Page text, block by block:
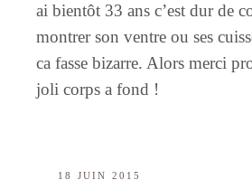
ai bientôt 33 ans c’est dur de
montrer son ventre ou ses
ca fasse bizarre. Alors merci
joli corps a fond !
18 JUIN 2015